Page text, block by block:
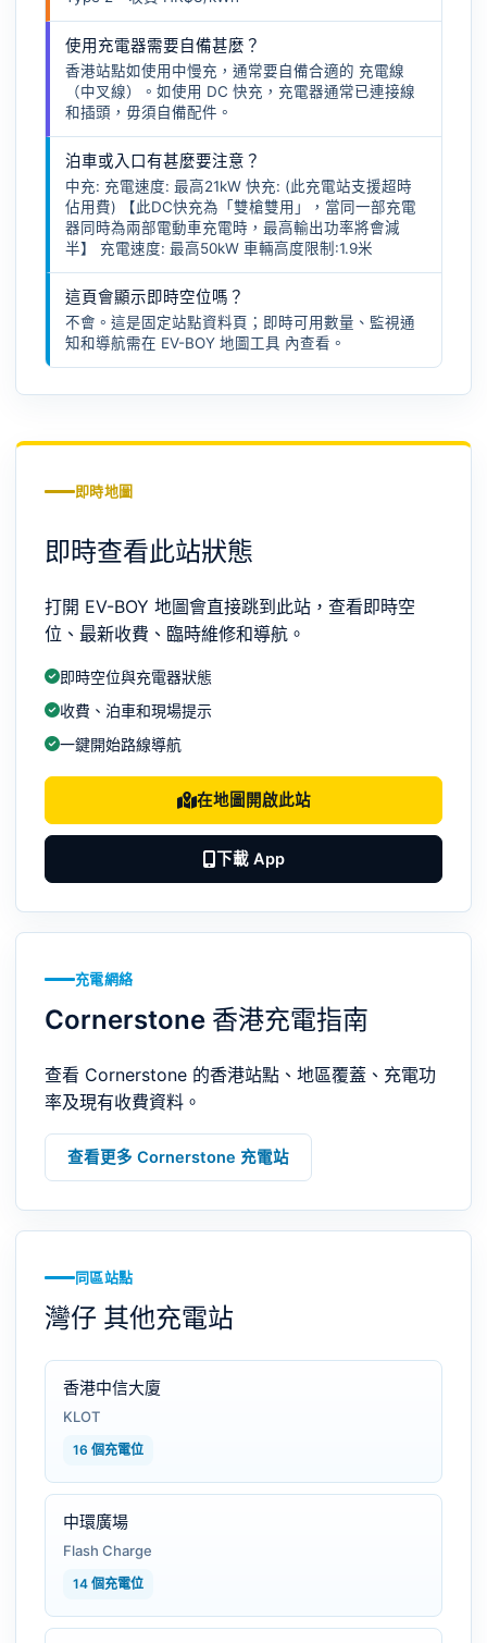
使用充電器需要自備甚麼？
香港站點如使用中慢充，通常要自備合適的 充電線
（中叉線）
。如使用 DC 快充，充電器通常已連接線
和插頭，毋須自備配件。
泊車或入口有甚麼要注意？
中充: 充電速度: 最高21kW 快充: (此充電站支援超時
佔用費) 【此DC快充為「雙槍雙用」，當同一部充電
器同時為兩部電動車充電時，最高輸出功率將會減
半】 充電速度: 最高50kW 車輛高度限制:1.9米
這頁會顯示即時空位嗎？
不會。這是固定站點資料頁；即時可用數量、監視通
知和導航需在 EV-BOY 地圖工具 內查看。
即時地圖
即時查看此站狀態
打開 EV-BOY 地圖會直接跳到此站，查看即時空
位、最新收費、臨時維修和導航。
即時空位與充電器狀態
收費、泊車和現場提示
一鍵開始路線導航
在地圖開啟此站
下載 App
充電網絡
Cornerstone 香港充電指南
查看 Cornerstone 的香港站點、地區覆蓋、充電功
率及現有收費資料。
查看更多 Cornerstone 充電站
同區站點
灣仔 其他充電站
香港中信大廈
KLOT
16 個充電位
中環廣場
Flash Charge
14 個充電位